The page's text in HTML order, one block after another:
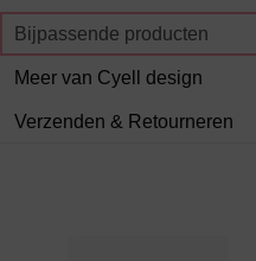
Bijpassende producten
Meer van Cyell design
Verzenden & Retourneren